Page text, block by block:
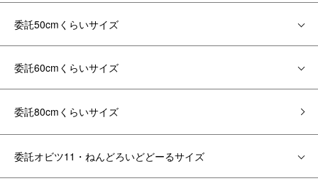
委託50cmくらいサイズ
委託60cmくらいサイズ
委託80cmくらいサイズ
委託オビツ11・ねんどろいどどーるサイズ